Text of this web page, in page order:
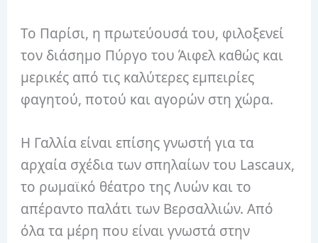
Το Παρίσι, η πρωτεύουσά του, φιλοξενεί
τον διάσημο Πύργο του Άιφελ καθώς και
μερικές από τις καλύτερες εμπειρίες
φαγητού, ποτού και αγορών στη χώρα.
Η Γαλλία είναι επίσης γνωστή για τα
αρχαία σχέδια των σπηλαίων του Lascaux,
το ρωμαϊκό θέατρο της Λυών και το
απέραντο παλάτι των Βερσαλλιών. Από
όλα τα μέρη που είναι γνωστά στην